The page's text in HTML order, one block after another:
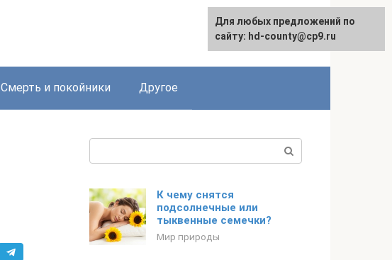
Смерть и покойники Другое
К чему снятся
подсолнечные или
тыквенные семечки?
Мир природы
Для любых предложений по
сайту: hd-county@cp9.ru